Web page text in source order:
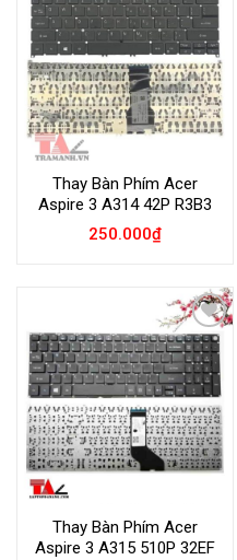
Wishlist
Thay Bàn Phím Acer
Aspire 3 A314 42P R3B3
250.000₫
Add to
Wishlist
Thay Bàn Phím Acer
Aspire 3 A315 510P 32EF